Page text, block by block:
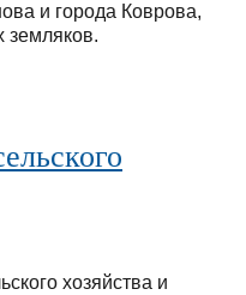
и города Коврова,
земляков.
хозяйства и